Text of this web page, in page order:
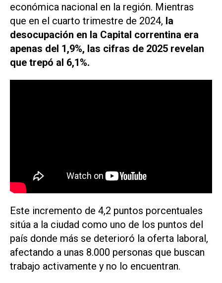
económica nacional en la región. Mientras
que en el cuarto trimestre de 2024, la
desocupación en la Capital correntina era
apenas del 1,9%, las cifras de 2025 revelan
que trepó al 6,1%.
Este incremento de 4,2 puntos porcentuales
sitúa a la ciudad como uno de los puntos del
país donde más se deterioró la oferta laboral,
afectando a unas 8.000 personas que buscan
trabajo activamente y no lo encuentran.